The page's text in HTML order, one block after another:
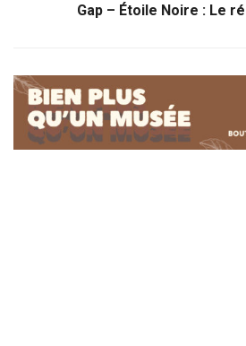
Gap – Étoile Noire : Le